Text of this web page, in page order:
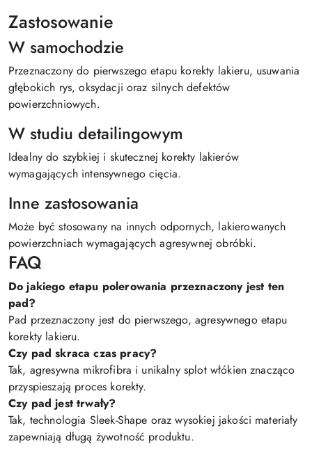
Zastosowanie
W samochodzie
Przeznaczony do pierwszego etapu korekty lakieru, usuwania
głębokich rys, oksydacji oraz silnych defektów
powierzchniowych.
W studiu detailingowym
Idealny do szybkiej i skutecznej korekty lakierów
wymagających intensywnego cięcia.
Inne zastosowania
Może być stosowany na innych odpornych, lakierowanych
powierzchniach wymagających agresywnej obróbki.
FAQ
Do jakiego etapu polerowania przeznaczony jest ten
pad?
Pad przeznaczony jest do pierwszego, agresywnego etapu
korekty lakieru.
Czy pad skraca czas pracy?
Tak, agresywna mikrofibra i unikalny splot włókien znacząco
przyspieszają proces korekty.
Czy pad jest trwały?
Tak, technologia Sleek-Shape oraz wysokiej jakości materiały
zapewniają długą żywotność produktu.